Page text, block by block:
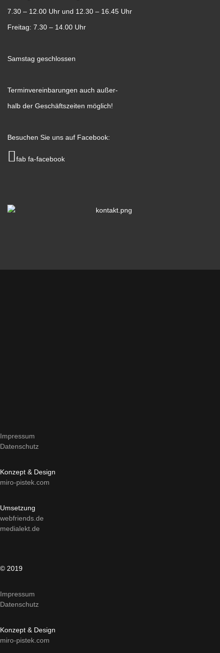
7.30 – 12.00 Uhr und 12.30 – 16.45 Uhr
Freitag: 7.30 – 14.00 Uhr
Samstag geschlossen
Terminvereinbarungen auch außer-
halb der Geschäftszeiten möglich!
Besuchen Sie uns auf Facebook:
fab fa-facebook
Impressum
Datenschutz
Konzept & Design
miro-pistek.com
Umsetzung
webfriends.de
medialekt.de
© 2019
Impressum
Datenschutz
Konzept & Design
miro-pistek.com